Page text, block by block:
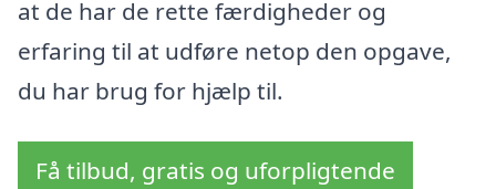
at de har de rette færdigheder og
erfaring til at udføre netop den opgave,
du har brug for hjælp til.
Få tilbud, gratis og uforpligtende